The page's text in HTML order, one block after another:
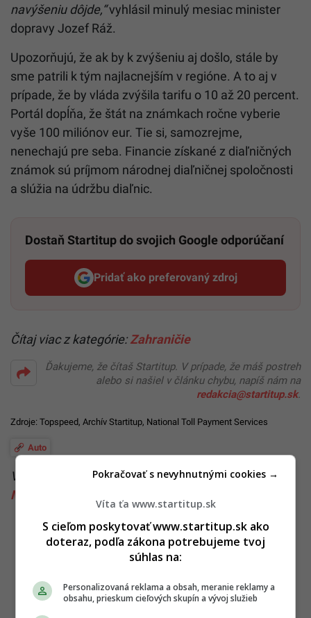
navýšeniu dôjde,“vyhlásil minulý mesiac minister
dopravy Jozef Ráž.
Upozorňujú, že ak by k zvýšeniu aj došlo, stále by
sme patrili k tým najlacnejším v regióne. A to aj v
prípade, že by vláda zvýšila tarifu o 10 až 20 percent.
Portál dopĺňa, že štát na známkach ročne vyberie
vyše 100 miliónov eur. Tie si, samozrejme,
nenechajú pre seba. Financie získané z diaľničných
známok sú príjmom národnej diaľničnej spoločnosti
a slúžia na údržbu diaľnic.
Dostaň Startitup do svojich Google odporúčaní
Pridať ako preferovaný zdroj
Startitup, odkaz sa otvorí v
Čítaj viac z kategórie:Zahraničie
Ďakujeme, že čítaš Startitup. V prípade, že máš postreh
alebo si našiel v článku chybu, napíš nám na
redakcia@startitup.sk.
Zdroje: Topspeed, Archív Startitup, National Toll Payment Services
Auto
Viac k téme: ceny,cesty,diaľničné známky,
Maďarsko
Víta ťa www.startitup.sk
S cieľom poskytovať www.startitup.sk ako
doteraz, podľa zákona potrebujeme tvoj
súhlas na:
Personalizovaná reklama a obsah, meranie reklamy a
obsahu, prieskum cieľových skupín a vývoj služieb
Pokračovať s nevyhnutnými cookies →